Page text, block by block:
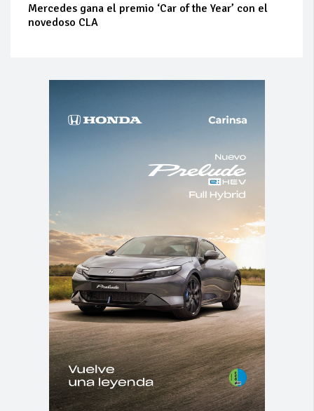
Mercedes gana el premio ‘Car of the Year’ con el
novedoso CLA